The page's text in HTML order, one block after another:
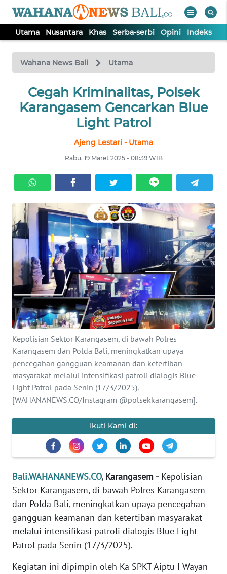
Utama Nusantara Khas Serba-serbi Opini Indeks
Wahana News Bali Utama
Cegah Kriminalitas, Polsek
Karangasem Gencarkan Blue
Light Patrol
Ajeng Lestari - Utama
Rabu, 19 Maret 2025 - 08:39 WIB
Kepolisian Sektor Karangasem, di bawah Polres
Karangasem dan Polda Bali, meningkatkan upaya
pencegahan gangguan keamanan dan ketertiban
masyarakat melalui intensifikasi patroli dialogis Blue
Light Patrol pada Senin (17/3/2025).
[WAHANANEWS.CO/Instagram @polsekkarangasem].
Ikuti Kami di:
Bali.WAHANANEWS.CO, Karangasem -Kepolisian
Sektor Karangasem, di bawah Polres Karangasem
dan Polda Bali, meningkatkan upaya pencegahan
gangguan keamanan dan ketertiban masyarakat
melalui intensifikasi patroli dialogis Blue Light
Patrol pada Senin (17/3/2025).
Kegiatan ini dipimpin oleh Ka SPKT Aiptu I Wayan
TV
Tutup
UTAMA
SERBA-
SERBI
OPINI
Informasi
INDEKS
BERITA
KONTAK
KAMI
INFO
IKLAN
TENTANG
KAMI
SIBER
KARIR
DISCLAIMER
Wahana
Regional